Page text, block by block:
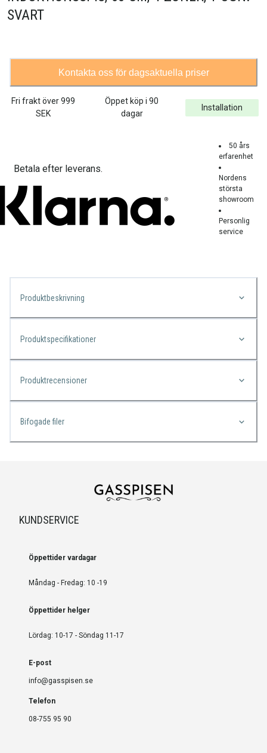
SVART
Kontakta oss för dagsaktuella priser
Fri frakt över999
SEK
Öppet köp i 90
dagar
Installation
Betala efter leverans.
50 års
erfarenhet
Nordens
största
showroom
Personlig
service
Produktbeskrivning
Produktspecifikationer
Produktrecensioner
Bifogade filer
KUNDSERVICE
Öppettider vardagar
Måndag - Fredag: 10 -19
Öppettider helger
Lördag: 10-17 - Söndag 11-17
E-post
info@gasspisen.se
Telefon
08-755 95 90